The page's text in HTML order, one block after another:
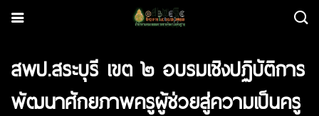
สพป.สระบุรี เขต ๒ อบรมเชิงปฏิบัติการ
พัฒนาศักยภาพครูผู้ช่วยสู่ความเป็นครู